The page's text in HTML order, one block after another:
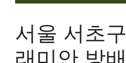
서울 서초
래미안 방